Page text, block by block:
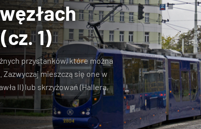
1)
przystanków, które można
mieszczą się one w
II) lub skrzyżowań (Hallera,